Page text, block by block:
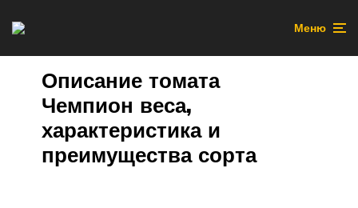
Меню
Описание томата
Чемпион веса,
характеристика и
преимущества сорта